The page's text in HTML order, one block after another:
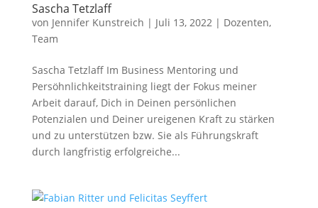
Sascha Tetzlaff
von Jennifer Kunstreich | Juli 13, 2022| Dozenten,
Team
Sascha Tetzlaff Im Business Mentoring und
Persöhnlichkeitstraining liegt der Fokus meiner
Arbeit darauf, Dich in Deinen persönlichen
Potenzialen und Deiner ureigenen Kraft zu stärken
und zu unterstützen bzw. Sie als Führungskraft
durch langfristig erfolgreiche...